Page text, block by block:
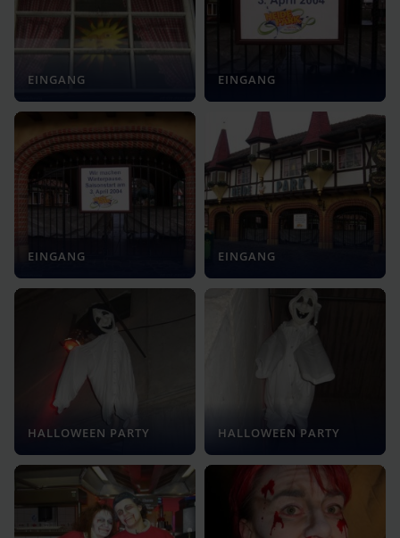
EINGANG EINGANG
EINGANG EINGANG
HALLOWEEN PARTY HALLOWEEN PARTY